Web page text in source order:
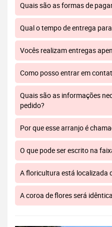
Quais são as formas de
Qual o tempo de entrega
Vocês realizam entregas
Como posso entrar em
Quais são as informações
pedido?
Por que esse arranjo é
O que pode ser escrito na
A floricultura está localizada
A coroa de flores será